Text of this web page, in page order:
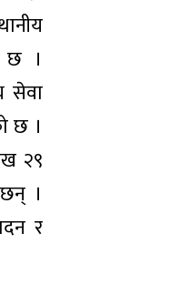
छ ।
सेवा
छ ।
२९
।
र